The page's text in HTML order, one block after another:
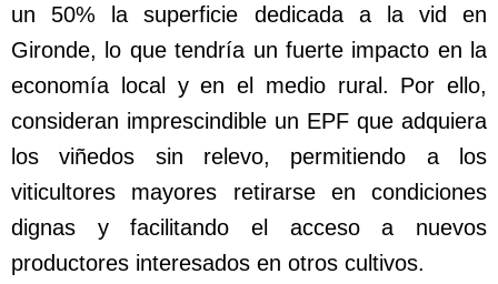
un 50% la superficie dedicada a la vid en
Gironde, lo que tendría un fuerte impacto en la
economía local y en el medio rural. Por ello,
consideran imprescindible un EPF que adquiera
los viñedos sin relevo, permitiendo a los
viticultores mayores retirarse en condiciones
dignas y facilitando el acceso a nuevos
productores interesados en otros cultivos.